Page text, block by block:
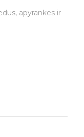
apyrankes ir